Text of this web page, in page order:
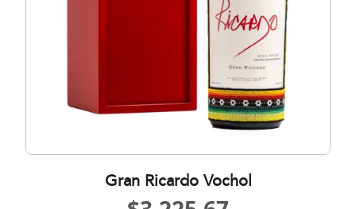
Gran Ricardo Vochol